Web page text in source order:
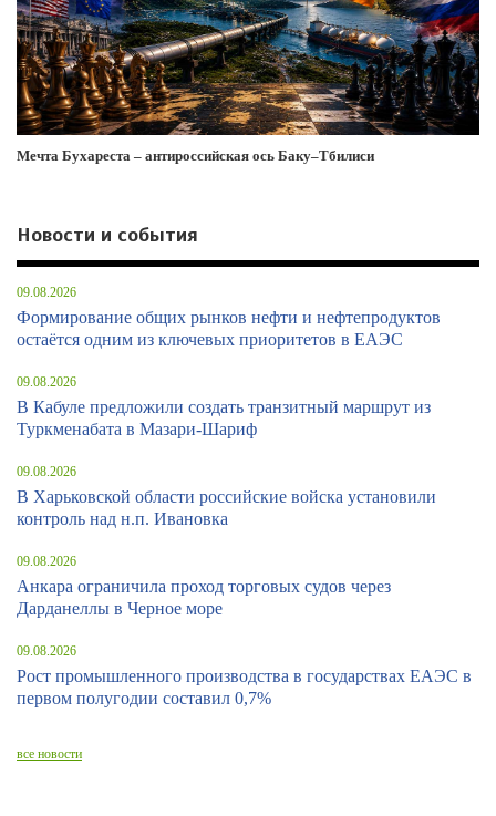
Мечта Бухареста – антироссийская ось Баку–Тбилиси
Новости и события
09.08.2026
Формирование общих рынков нефти и нефтепродуктов
остаётся одним из ключевых приоритетов в ЕАЭС
09.08.2026
В Кабуле предложили создать транзитный маршрут из
Туркменабата в Мазари-Шариф
09.08.2026
В Харьковской области российские войска установили
контроль над н.п. Ивановка
09.08.2026
Анкара ограничила проход торговых судов через
Дарданеллы в Черное море
09.08.2026
Рост промышленного производства в государствах ЕАЭС в
первом полугодии составил 0,7%
все новости